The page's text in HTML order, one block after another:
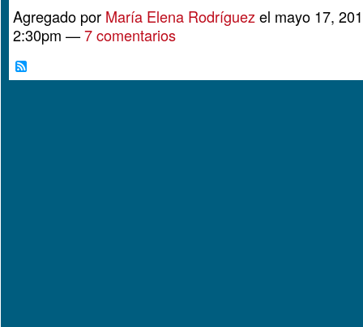
Agregado por María Elena Rodríguez el mayo 17,
2:30pm —7 comentarios